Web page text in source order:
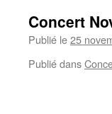
Concert
Publié le25
Publié dans